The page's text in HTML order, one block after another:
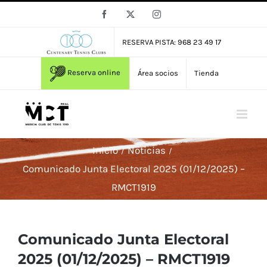
Facebook Instagram
RESERVA PISTA: 968 23 49 17
Reserva online Área socios Tienda
Inicio
Noticias
Comunicado Junta Electoral 2025 (01/12/2025) –
RMCT1919
Comunicado Junta Electoral
2025 (01/12/2025) – RMCT1919